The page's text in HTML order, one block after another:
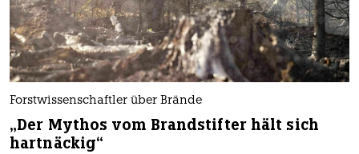
Forstwissenschaftler über Brände
„Der Mythos vom Brandstifter hält sich
hartnäckig“